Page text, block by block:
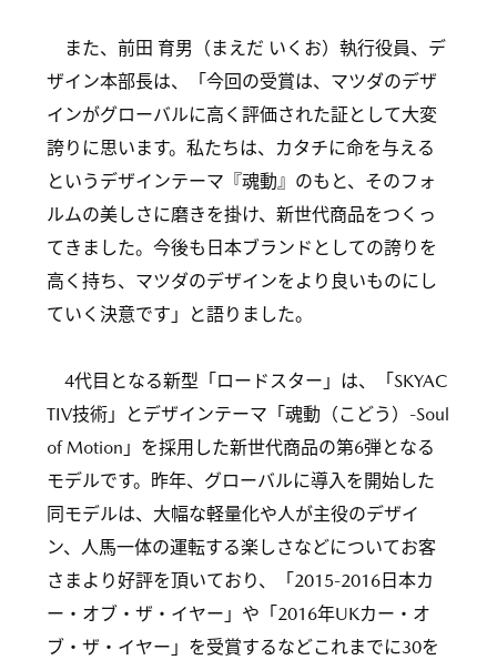
また、前田 育男（まえだ いくお）執行役員、デ
ザイン本部長は、「今回の受賞は、マツダのデザ
インがグローバルに高く評価された証として大変
誇りに思います。私たちは、カタチに命を与える
というデザインテーマ『魂動』のもと、そのフォ
ルムの美しさに磨きを掛け、新世代商品をつくっ
てきました。今後も日本ブランドとしての誇りを
高く持ち、マツダのデザインをより良いものにし
ていく決意です」と語りました。
4代目となる新型「ロードスター」は、「SKYAC
TIV技術」とデザインテーマ「魂動（こどう）-Soul
of Motion」を採用した新世代商品の第6弾となる
モデルです。昨年、グローバルに導入を開始した
同モデルは、大幅な軽量化や人が主役のデザイ
ン、人馬一体の運転する楽しさなどについてお客
さまより好評を頂いており、「2015-2016日本カ
ー・オブ・ザ・イヤー」や「2016年UKカー・オ
ブ・ザ・イヤー」を受賞するなどこれまでに30を